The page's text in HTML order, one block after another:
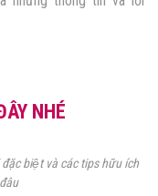
NHÉ
biệt và các tips hữu ích